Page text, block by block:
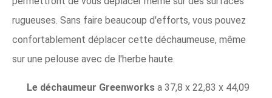
rugueuses. Sans faire beaucoup d'efforts, vous pouvez
confortablement déplacer cette déchaumeuse, même
sur une pelouse avec de l'herbe haute.
Le déchaumeur Greenworks a 37,8 x 22,83 x 44,09